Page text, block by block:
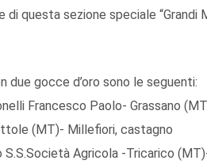
di questa sezione speciale “Grandi
due gocce d’oro sono le seguenti:
Francesco Paolo- Grassano
(MT)- Millefiori, castagno
S.S.Società Agricola -Tricarico